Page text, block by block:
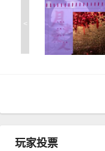
<
玩家投票